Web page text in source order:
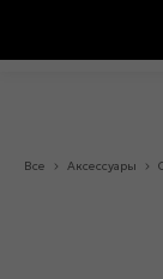
Все Аксессуары